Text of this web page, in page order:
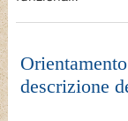
descrizione